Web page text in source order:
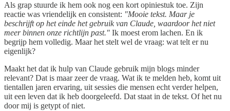
Als grap stuurde ik hem ook nog een kort opiniestuk toe. Zijn
reactie was vriendelijk en consistent: "Mooie tekst. Maar je
beschrijft op het einde het gebruik van Claude, waardoor het niet
meer binnen onze richtlijn past." Ik moest erom lachen. En ik
begrijp hem volledig. Maar het stelt wel de vraag: wat telt er nu
eigenlijk?
Maakt het dat ik hulp van Claude gebruik mijn blogs minder
relevant? Dat is maar zeer de vraag. Wat ik te melden heb, komt uit
tientallen jaren ervaring, uit sessies die mensen echt verder helpen,
uit een leven dat ik heb doorgeleefd. Dat staat in de tekst. Of het nu
door mij is getypt of niet.